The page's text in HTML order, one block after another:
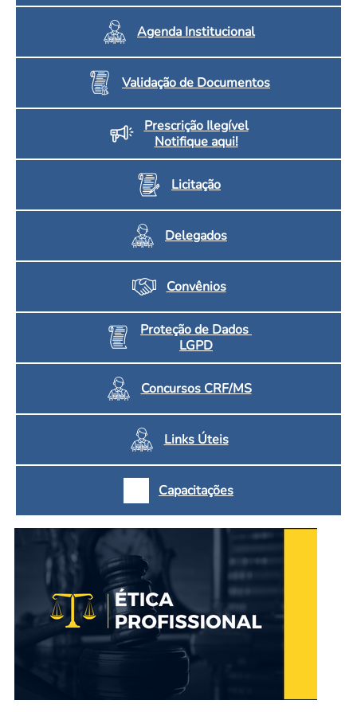
Agenda Institucional
Validação de Documentos
Prescrição Ilegível
Notifique aqui!
Licitação
Delegados
Convênios
Proteção de Dados
LGPD
Concursos CRF/MS
Links Úteis
Capacitações